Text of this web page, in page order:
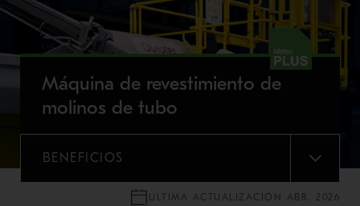
Máquina de revestimiento de
molinos de tubo
BENEFICIOS
MENU
ÚLTIMA ACTUALIZACIÓN ABR. 2026